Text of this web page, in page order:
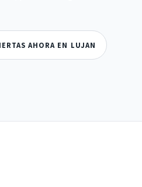
AHORA EN LUJAN